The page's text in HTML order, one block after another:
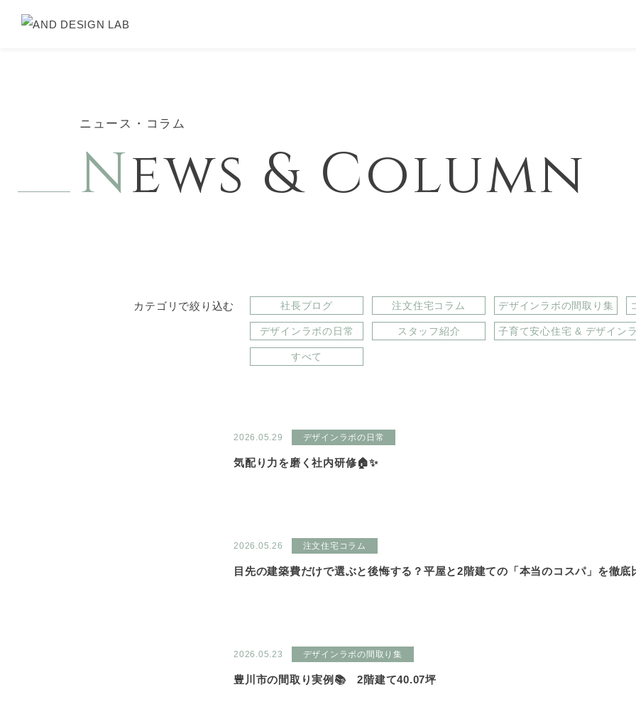
ニュース・コラム
News & Column
カテゴリで絞り込む 社長ブログ 注文住宅コラム デザインラボの間取り集
デザインラボの日常 スタッフ紹介 子育て安心住宅 & デザイン
すべて
2026.05.29 デザインラボの日常
気配り力を磨く社内研修🏠✨
2026.05.26 注文住宅コラム
目先の建築費だけで選ぶと後悔する？平屋と2階建ての「本当のコスパ」を徹底
2026.05.23 デザインラボの間取り集
豊川市の間取り実例📚 2階建て40.07坪